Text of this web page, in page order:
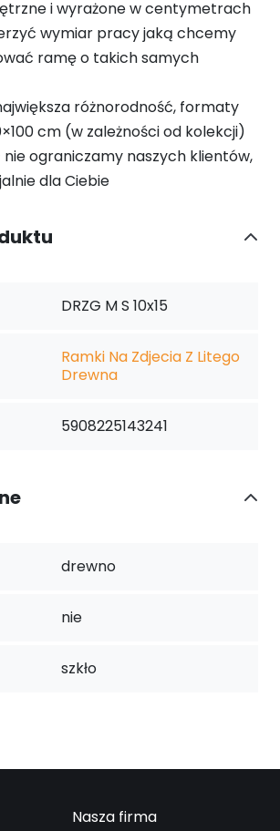
i wyrażone w centymetrach
wymiar pracy jaką chcemy
ramę o takich samych
różnorodność, formaty
cm (w zależności od kolekcji)
nie ograniczamy naszych klientów,
dla Ciebie
DRZG M S 10x15
Ramki Na Zdjecia Z Litego
Drewna
5908225143241
drewno
nie
szkło
Nasza firma